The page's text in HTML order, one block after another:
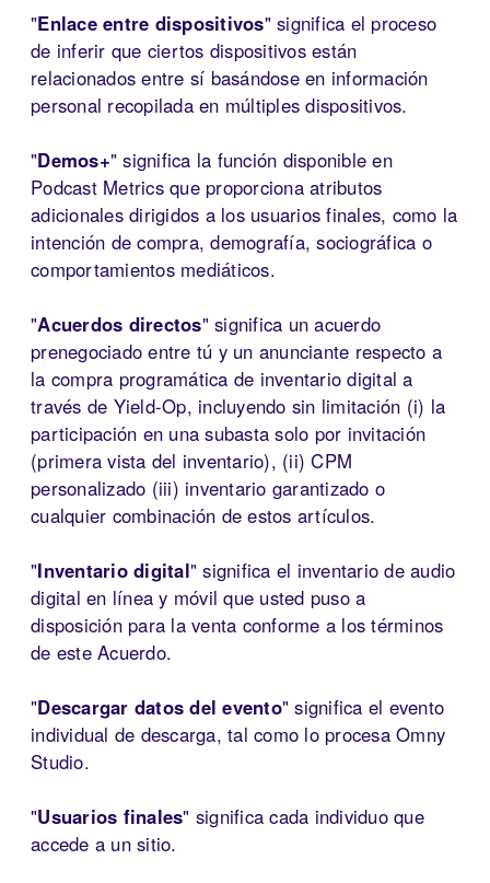
"Enlace entre dispositivos" significa el proceso
de inferir que ciertos dispositivos están
relacionados entre sí basándose en información
personal recopilada en múltiples dispositivos.
"Demos+" significa la función disponible en
Podcast Metrics que proporciona atributos
adicionales dirigidos a los usuarios finales, como la
intención de compra, demografía, sociográfica o
comportamientos mediáticos.
"Acuerdos directos" significa un acuerdo
prenegociado entre tú y un anunciante respecto a
la compra programática de inventario digital a
través de Yield-Op, incluyendo sin limitación (i) la
participación en una subasta solo por invitación
(primera vista del inventario), (ii) CPM
personalizado (iii) inventario garantizado o
cualquier combinación de estos artículos.
"Inventario digital" significa el inventario de audio
digital en línea y móvil que usted puso a
disposición para la venta conforme a los términos
de este Acuerdo.
"Descargar datos del evento" significa el evento
individual de descarga, tal como lo procesa Omny
Studio.
"Usuarios finales" significa cada individuo que
accede a un sitio.